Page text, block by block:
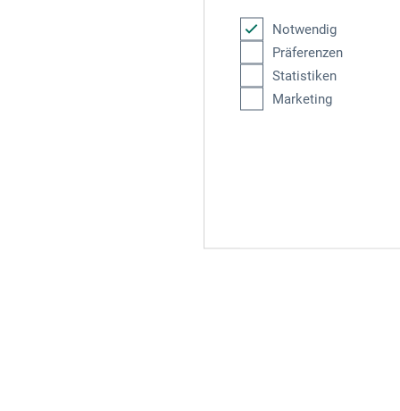
Notwendig
Präferenzen
Statistiken
Marketing